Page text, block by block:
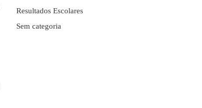
Resultados Escolares
Sem categoria